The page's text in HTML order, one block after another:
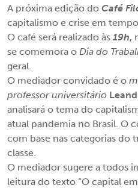
A próxima edição do Café
capitalismo e crise em
O café será realizado às 19h,
se comemora o Dia do
geral.
O mediador convidado é o
professor universitário
analisará o tema do
atual pandemia no Brasil. O
com base nas categorias do
classe.
O mediador sugere a todos
leitura do texto “O capital